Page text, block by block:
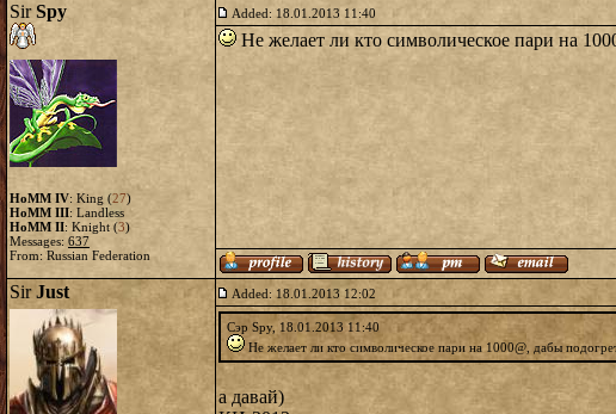
SirSpy
HoMM IV: King (27)
HoMM III: Landless
HoMM II: Knight (3)
Messages: 637
From: Russian Federation
Added: 18.01.2013 11:40
Не желает ли кто символическое пари на
SirJust Added: 18.01.2013 12:02
Сэр Spy, 18.01.2013 11:40
Не желает ли кто символическое пари на 1000@, дабы
а давай)